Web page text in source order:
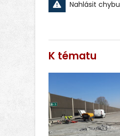
Nahlásit chybu
K tématu